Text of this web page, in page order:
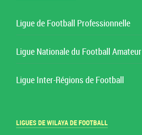
Ligue de Football Professionnelle
Ligue Nationale du Football Amateur
Ligue Inter-Régions de Football
LIGUES DE WILAYA DE FOOTBALL